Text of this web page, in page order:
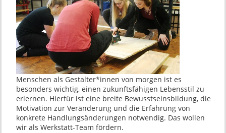
Menschen als Gestalter*innen von morgen ist es
besonders wichtig, einen zukunftsfähigen Lebensstil zu
erlernen. Hierfür ist eine breite Bewusstseinsbildung, die
Motivation zur Veränderung und die Erfahrung von
konkrete Handlungsänderungen notwendig. Das wollen
wir als Werkstatt-Team fördern.